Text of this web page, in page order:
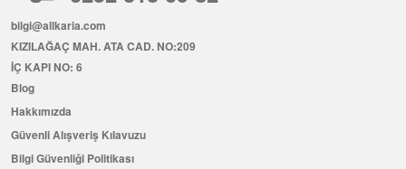
bilgi@allkaria.com
KIZILAĞAÇ MAH. ATA CAD. NO:209
İÇ KAPI NO: 6
Blog
Hakkımızda
Güvenli Alışveriş Kılavuzu
Bilgi Güvenliği Politikası